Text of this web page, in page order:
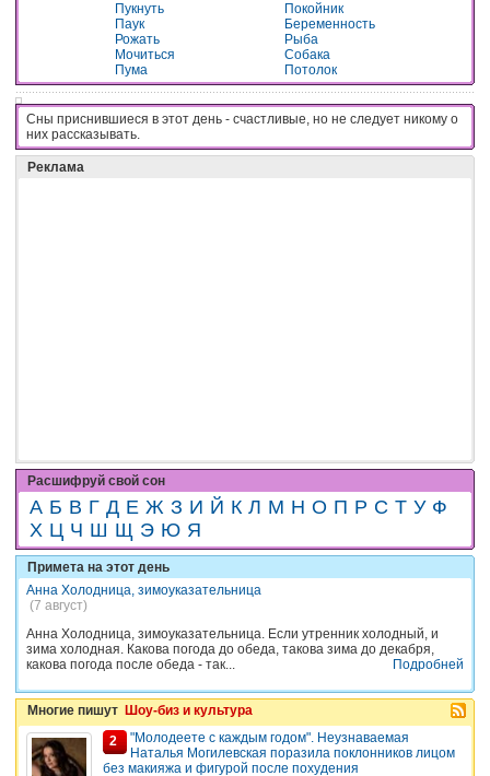
Пукнуть
Покойник
Паук
Беременность
Рожать
Рыба
Мочиться
Собака
Пума
Потолок
Сны приснившиеся в этот день - cчacтливыe, нo нe cлeдyeт никoмy o
ниx paccкaзывaть.
Реклама
Расшифруй свой сон
А Б В Г Д Е Ж З И Й К Л М Н О П Р С Т У Ф
Х Ц Ч Ш Щ Э Ю Я
Примета на этот день
Анна Холодница, зимоуказательница
(7 август)
Анна Холодница, зимоуказательница. Если утренник холодный, и
зима холодная. Какова погода до обеда, такова зима до декабря,
какова погода после обеда - так...
Подробней
Многие пишут Шоу-биз и культура
2
"Молодеете с каждым годом". Неузнаваемая
Наталья Могилевская поразила поклонников лицом
без макияжа и фигурой после похудения